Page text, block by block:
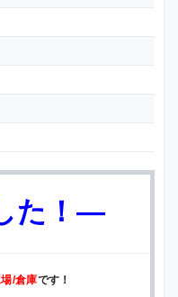
た！—
/倉庫です！